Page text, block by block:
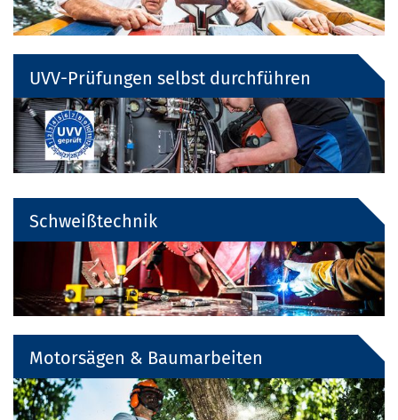
UVV-Prüfungen selbst durchführen
Schweißtechnik
Motorsägen & Baumarbeiten